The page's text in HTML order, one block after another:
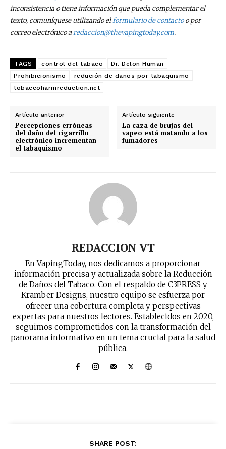
inconsistencia o tiene información que pueda complementar el
texto, comuníquese utilizando elformulario de contactoo por
correo electrónico aredaccion@thevapingtoday.com.
TAGS control del tabaco
Dr. Delon Human
Prohibicionismo
redución de daños por tabaquismo
tobaccoharmreduction.net
Artículo anterior
Percepciones erróneas
del daño del cigarrillo
electrónico incrementan
el tabaquismo
Artículo siguiente
La caza de brujas del
vapeo está matando a los
fumadores
REDACCION VT
En VapingToday, nos dedicamos a proporcionar
información precisa y actualizada sobre la Reducción
de Daños del Tabaco. Con el respaldo de C3PRESS y
Kramber Designs, nuestro equipo se esfuerza por
ofrecer una cobertura completa y perspectivas
expertas para nuestros lectores. Establecidos en 2020,
seguimos comprometidos con la transformación del
panorama informativo en un tema crucial para la salud
pública.
SHARE POST: